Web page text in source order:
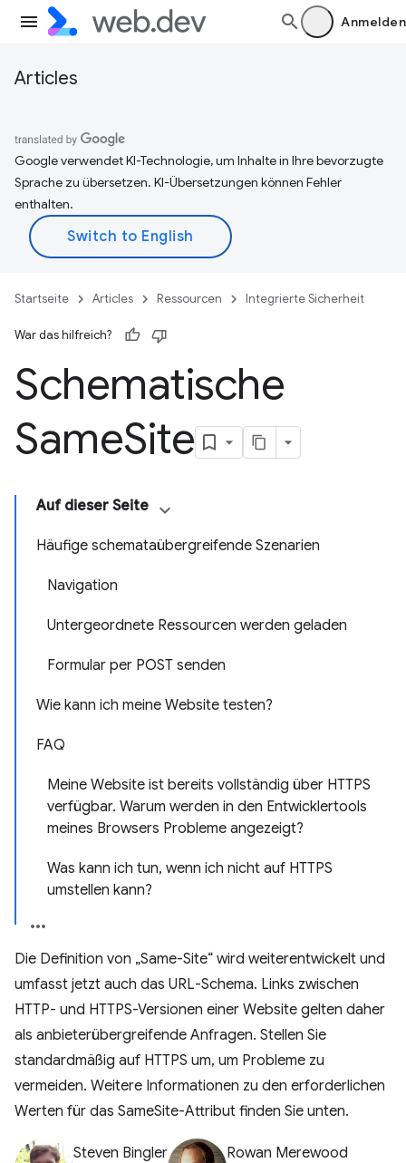
Anmelden
Articles
Google verwendet KI-Technologie, um Inhalte in Ihre bevorzugte
Sprache zu übersetzen. KI-Übersetzungen können Fehler
enthalten.
Startseite Articles Ressourcen Integrierte Sicherheit
War das hilfreich?
Schematische
SameSite
Auf dieser Seite
Häufige schemataübergreifende Szenarien
Navigation
Untergeordnete Ressourcen werden geladen
Formular per POST senden
Wie kann ich meine Website testen?
FAQ
Meine Website ist bereits vollständig über HTTPS
verfügbar. Warum werden in den Entwicklertools
meines Browsers Probleme angezeigt?
Was kann ich tun, wenn ich nicht auf HTTPS
umstellen kann?
Die Definition von „Same-Site“ wird weiterentwickelt und
umfasst jetzt auch das URL-Schema. Links zwischen
HTTP- und HTTPS-Versionen einer Website gelten daher
als anbieterübergreifende Anfragen. Stellen Sie
standardmäßig auf HTTPS um, um Probleme zu
vermeiden. Weitere Informationen zu den erforderlichen
Werten für das SameSite-Attribut finden Sie unten.
Steven Bingler Rowan Merewood